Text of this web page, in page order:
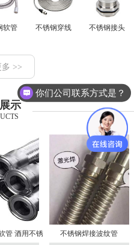
软管 不锈钢穿线 不锈钢接头
>>
示
管 酒用不锈 不锈钢焊接波纹管
你们公司联系方式是？